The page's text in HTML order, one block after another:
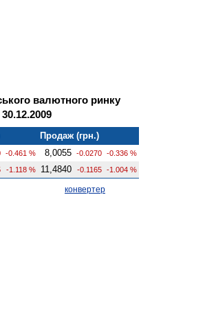
валютного ринку
Продаж (грн.)
-0.461 % 8,0055 -0.0270 -0.336 %
-1.118 % 11,4840 -0.1165 -1.004 %
конвертер